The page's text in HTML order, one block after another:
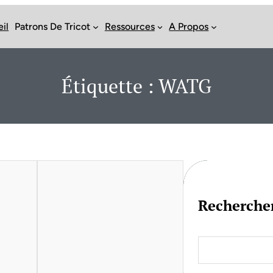
Patrons De Tricot Ressources A Propos
Étiquette : WATG
a